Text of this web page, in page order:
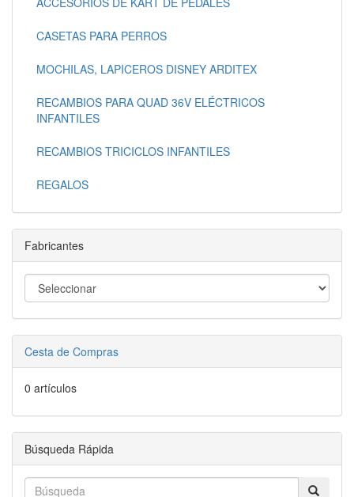
CASETAS PARA PERROS
MOCHILAS, LAPICEROS DISNEY ARDITEX
RECAMBIOS PARA QUAD 36V ELÉCTRICOS
INFANTILES
RECAMBIOS TRICICLOS INFANTILES
REGALOS
Fabricantes
Cesta de Compras
0 artículos
Búsqueda Rápida